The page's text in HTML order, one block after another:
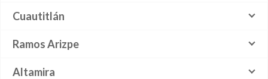
Cuautitlán
Ramos Arizpe
Altamira